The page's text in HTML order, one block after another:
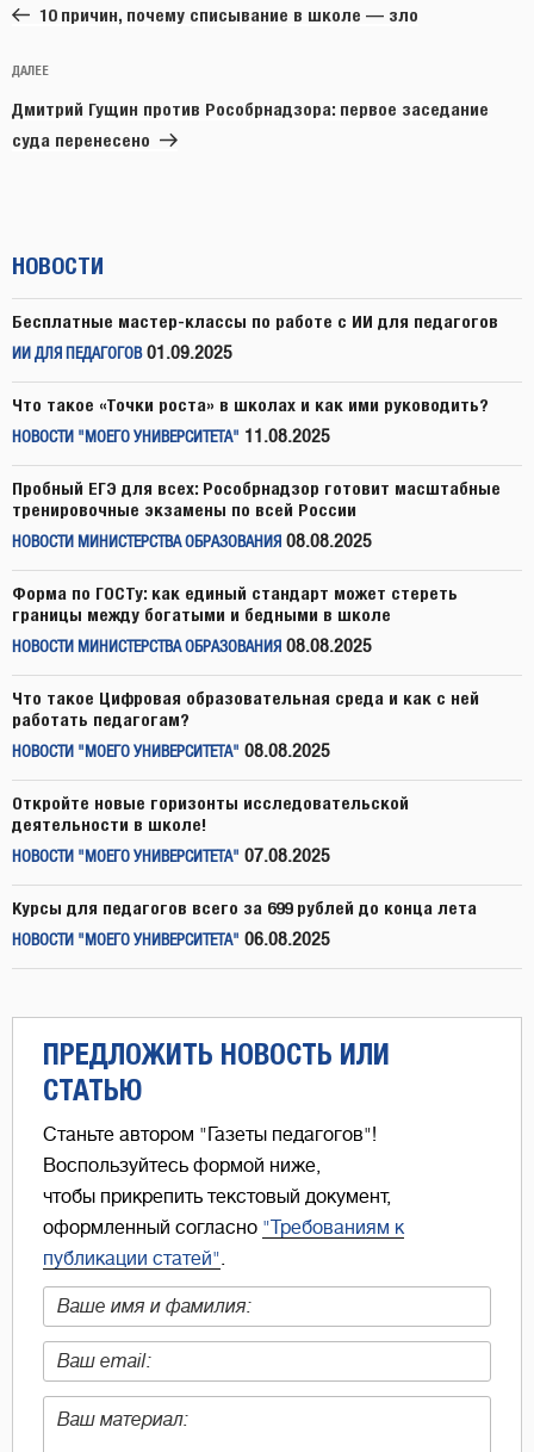
записям
запись:
10 причин, почему списывание в школе — зло
Следующая
запись
ДАЛЕЕ
Дмитрий Гущин против Рособрнадзора: первое заседание
суда перенесено
НОВОСТИ
Бесплатные мастер-классы по работе с ИИ для педагогов
ИИ ДЛЯ ПЕДАГОГОВ 01.09.2025
Что такое «Точки роста» в школах и как ими руководить?
НОВОСТИ "МОЕГО УНИВЕРСИТЕТА" 11.08.2025
Пробный ЕГЭ для всех: Рособрнадзор готовит масштабные
тренировочные экзамены по всей России
НОВОСТИ МИНИСТЕРСТВА ОБРАЗОВАНИЯ 08.08.2025
Форма по ГОСТу: как единый стандарт может стереть
границы между богатыми и бедными в школе
НОВОСТИ МИНИСТЕРСТВА ОБРАЗОВАНИЯ 08.08.2025
Что такое Цифровая образовательная среда и как с ней
работать педагогам?
НОВОСТИ "МОЕГО УНИВЕРСИТЕТА" 08.08.2025
Откройте новые горизонты исследовательской
деятельности в школе!
НОВОСТИ "МОЕГО УНИВЕРСИТЕТА" 07.08.2025
Курсы для педагогов всего за 699 рублей до конца лета
НОВОСТИ "МОЕГО УНИВЕРСИТЕТА" 06.08.2025
ПРЕДЛОЖИТЬ НОВОСТЬ ИЛИ
СТАТЬЮ
Станьте автором "Газеты педагогов"!
Воспользуйтесь формой ниже,
чтобы прикрепить текстовый документ,
оформленный согласно "Требованиям к
публикации статей"